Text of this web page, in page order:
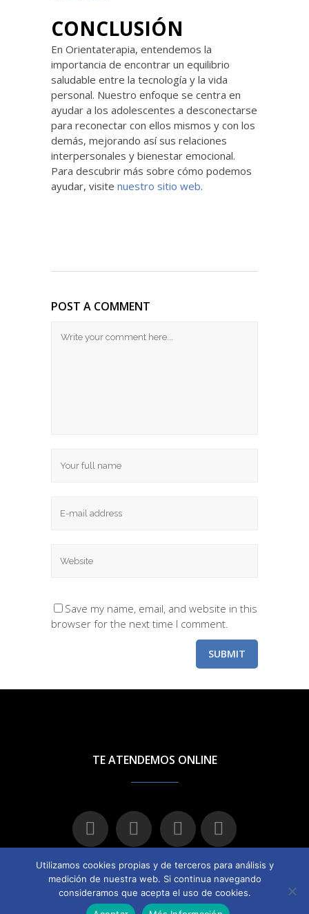
CONCLUSIÓN
En Orientaterapia, entendemos la
importancia de encontrar un equilibrio
saludable entre la tecnología y la vida
personal. Nuestro enfoque se centra en
ayudar a los adolescentes a desconectarse
para reconectar con ellos mismos y con los
demás, mejorando así sus relaciones
interpersonales y bienestar emocional.
Para descubrir más sobre cómo podemos
ayudar, visite nuestro sitio web.
POST A COMMENT
Save my name, email, and website in this
browser for the next time I comment.
Utilizamos cookies propias y de terceros para análisis y
medición de nuestra web. Si continua navegando
consideramos que acepta el uso de cookies.